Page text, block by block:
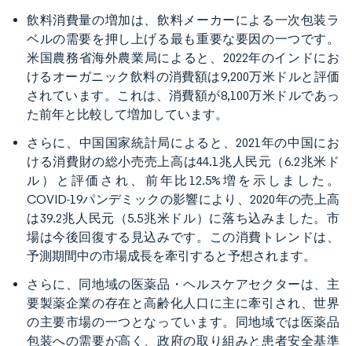
飲料消費量の増加は、飲料メーカーによる一次包装ラ
ベルの需要を押し上げる最も重要な要因の一つです。
米国農務省海外農業局によると、2022年のインドにお
けるオーガニック飲料の消費額は9,200万米ドルと評価
されています。これは、消費額が8,100万米ドルであっ
た前年と比較して増加しています。
さらに、中国国家統計局によると、2021年の中国にお
ける消費財の総小売売上高は44.1兆人民元（6.2兆米ド
ル）と評価され、前年比12.5%増を示しました。
COVID-19パンデミックの影響により、2020年の売上高
は39.2兆人民元（5.5兆米ドル）に落ち込みました。市
場は今後回復する見込みです。この消費トレンドは、
予測期間中の市場成長を牽引すると予想されます。
さらに、同地域の医薬品・ヘルスケアセクターは、主
要製薬企業の存在と高齢化人口に主に牽引され、世界
の主要市場の一つとなっています。同地域では医薬品
包装への需要が高く、政府の取り組みと患者安全基準